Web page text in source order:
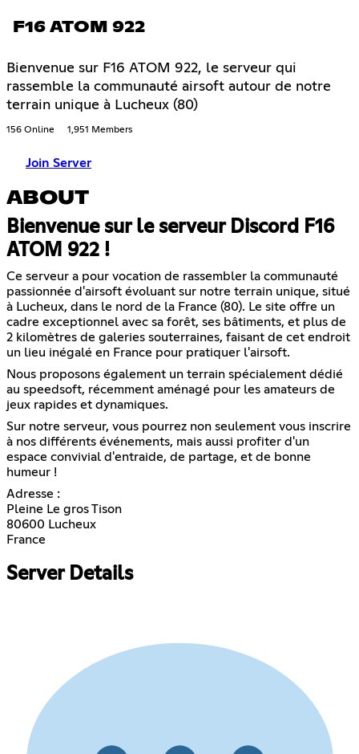
F16 ATOM 922
Bienvenue sur F16 ATOM 922, le serveur qui
rassemble la communauté airsoft autour de notre
terrain unique à Lucheux (80)
156 Online 1,951 Members
Join Server
ABOUT
Bienvenue sur le serveur Discord F16
ATOM 922 !
Ce serveur a pour vocation de rassembler la communauté
passionnée d'airsoft évoluant sur notre terrain unique, situé
à Lucheux, dans le nord de la France (80). Le site offre un
cadre exceptionnel avec sa forêt, ses bâtiments, et plus de
2 kilomètres de galeries souterraines, faisant de cet endroit
un lieu inégalé en France pour pratiquer l'airsoft.
Nous proposons également un terrain spécialement dédié
au speedsoft, récemment aménagé pour les amateurs de
jeux rapides et dynamiques.
Sur notre serveur, vous pourrez non seulement vous inscrire
à nos différents événements, mais aussi profiter d'un
espace convivial d'entraide, de partage, et de bonne
humeur !
Adresse :
Pleine Le gros Tison
80600 Lucheux
France
Server Details